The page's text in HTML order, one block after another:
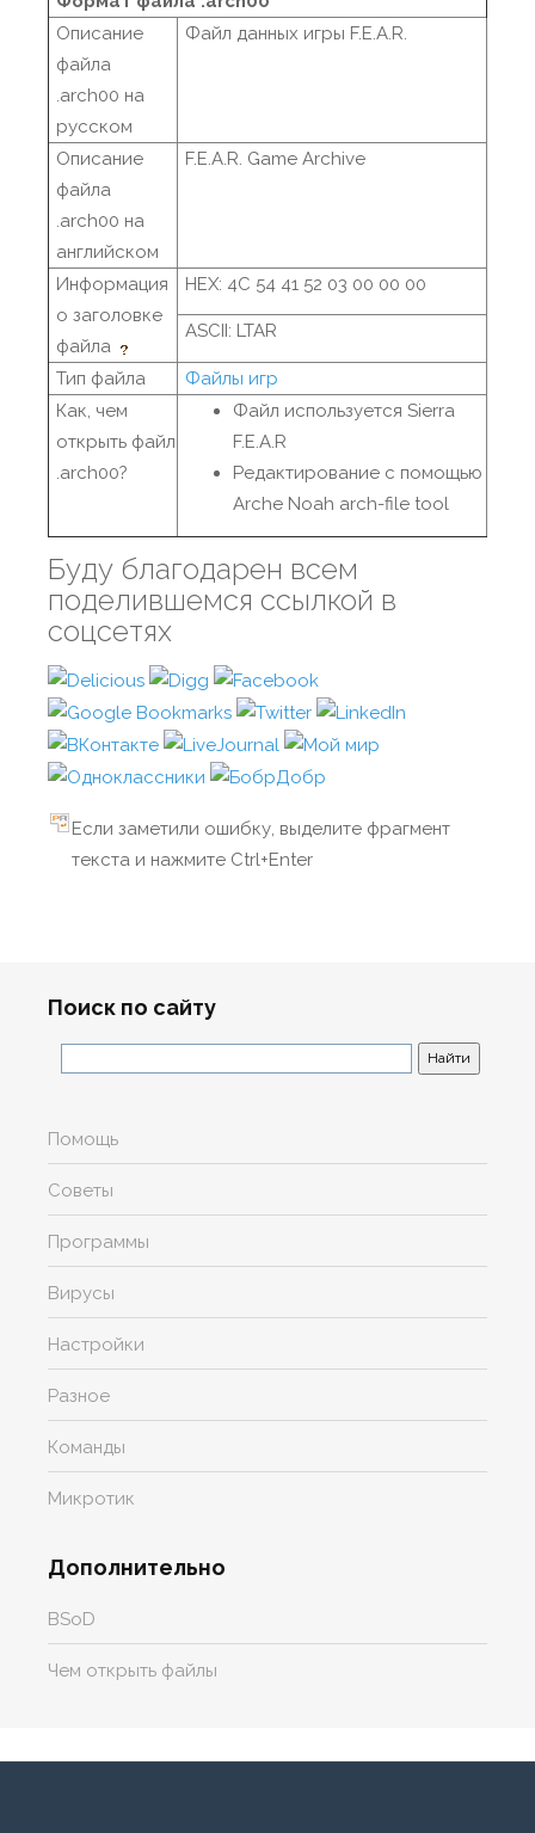
Описание
файла
.arch00 на
русском
Файл данных игры F.E.A.R.
Описание
файла
.arch00 на
английском
F.E.A.R. Game Archive
Информация
о заголовке
файла
HEX: 4C 54 41 52 03 00 00 00
ASCII: LTAR
Тип файла
Файлы игр
Как, чем
открыть файл
.arch00?
Файл используется Sierra
F.E.A.R
Редактирование с помощью
Arche Noah arch-file tool
Буду благодарен всем
поделившемся ссылкой в
соцсетях
Если заметили ошибку, выделите фрагмент
текста и нажмите Ctrl+Enter
Поиск по сайту
Помощь
Советы
Программы
Вирусы
Настройки
Разное
Команды
Микротик
Дополнительно
BSoD
Чем открыть файлы